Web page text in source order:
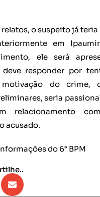
o suspeito já
em
ele será
responder por
do crime,
seria
relacionamento
acusado.
do 6° BPM